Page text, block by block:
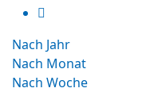
Nach Jahr
Nach Monat
Nach Woche